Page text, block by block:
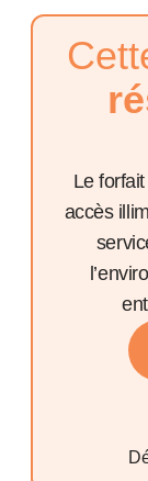
Le
accès